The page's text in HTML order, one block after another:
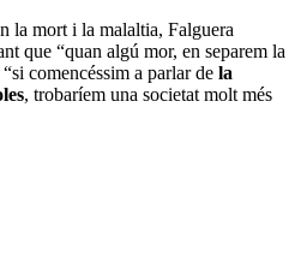
la mort i la malaltia, Falguera
que “quan algú mor, en separem la
comencéssim a parlar de la
, trobaríem una societat molt més